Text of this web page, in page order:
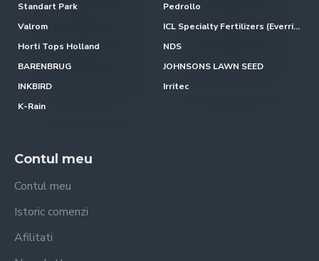
Standart Park
Pedrollo
Valrom
ICL Specialty Fertilizers (Everris-Scotts)
Horti Tops Holland
NDS
BARENBRUG
JOHNSONS LAWN SEED
INKBIRD
Irritec
K-Rain
Contul meu
Contul meu
Istoric comenzi
Afilitati